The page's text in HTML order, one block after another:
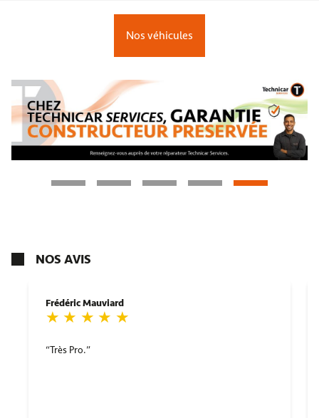
Nos véhicules
NOS AVIS
Frédéric Mauviard
Très Pro.